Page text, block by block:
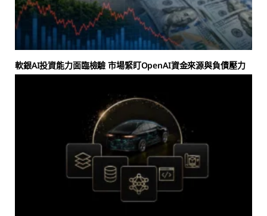
軟銀AI投資能力面臨檢驗 市場緊盯OpenAI資金來源與負債壓力